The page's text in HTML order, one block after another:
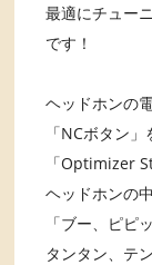
最適にチュー
です！
ヘッドホンの
「NCボタン
「Optimizer
ヘッドホンの
「ブー、ピピ
タンタン、テ